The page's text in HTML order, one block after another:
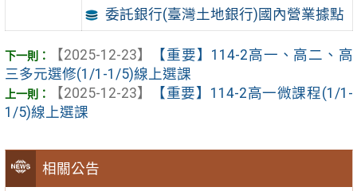
相關公告
委託銀行(臺灣土地銀行)國內營業據點
【2025-12-23】
【重要】114-2高一、高二、高
三多元選修(1/1-1/5)線上選課
【2025-12-23】
【重要】114-2高一微課程(1/1-
1/5)線上選課